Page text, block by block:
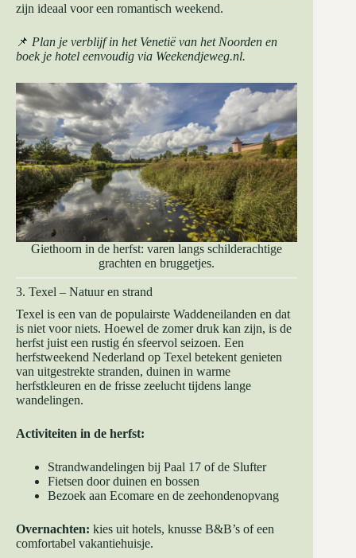
zijn ideaal voor een romantisch weekend.
📌 Plan je verblijf in het Venetië van het Noorden en
boek je hotel eenvoudig via Weekendjeweg.nl.
Giethoorn in de herfst: varen langs schilderachtige
grachten en bruggetjes.
3. Texel – Natuur en strand
Texel is een van de populairste Waddeneilanden en dat
is niet voor niets. Hoewel de zomer druk kan zijn, is de
herfst juist een rustig én sfeervol seizoen. Een
herfstweekend Nederland op Texel betekent genieten
van uitgestrekte stranden, duinen in warme
herfstkleuren en de frisse zeelucht tijdens lange
wandelingen.
Activiteiten in de herfst:
Strandwandelingen bij Paal 17 of de Slufter
Fietsen door duinen en bossen
Bezoek aan Ecomare en de zeehondenopvang
Overnachten: kies uit hotels, knusse B&B’s of een
comfortabel vakantiehuisje.